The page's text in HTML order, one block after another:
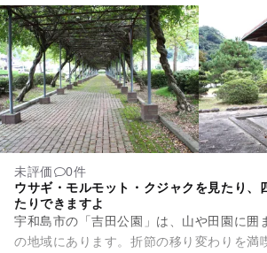
未評価
0件
ウサギ・モルモット・クジャクを見たり、
たりできますよ
宇和島市の「吉田公園」は、山や田園に囲
の地域にあります。折節の移り変わりを満